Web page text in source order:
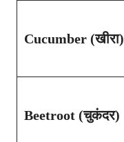
Cucumber (खीरा)
Beetroot (चुकंदर)